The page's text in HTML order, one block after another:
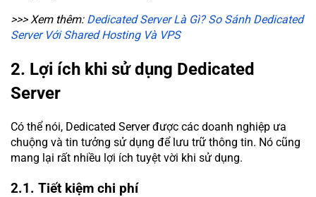
>>> Xem thêm: Dedicated Server Là Gì? So Sánh Dedicated
Server Với Shared Hosting Và VPS
2. Lợi ích khi sử dụng Dedicated
Server
Có thể nói, Dedicated Server được các doanh nghiệp ưa
chuộng và tin tưởng sử dụng để lưu trữ thông tin. Nó cũng
mang lại rất nhiều lợi ích tuyệt vời khi sử dụng.
2.1. Tiết kiệm chi phí